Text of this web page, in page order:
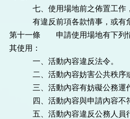
七、使用場地前之佈置工作，
有違反前項各款情事，或有危
第十一條 申請使用場地有下列情
其使用：
一、活動內容違反法令。
二、活動內容妨害公共秩序或
三、活動內容有妨礙公務運作
四、活動內容與申請內容不符
五、活動內容違反公務人員行